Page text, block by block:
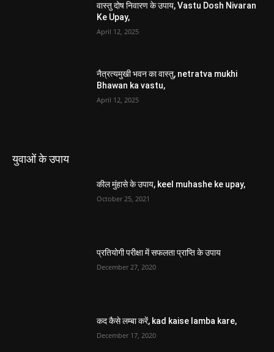
वास्तु दोष निवारण के उपाय, Vastu Dosh Nivaran
Ke Upay,
April 12, 2025
नैत्रत्यमुखी भवन का वास्तु, netratva mukhi
Bhawan ka vastu,
April 12, 2025
युवाओं के उपाय
कील मुंहासे के उपाय, keel muhashe ke upay,
October 25, 2021
प्रतियोगी परीक्षा में सफलता प्राप्ति के उपाय
December 27, 2020
कद कैसे लम्बा करें, kad kaise lamba kare,
December 17, 2020